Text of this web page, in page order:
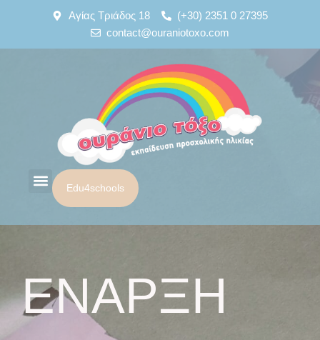
Αγίας Τριάδος 18
(+30) 2351 0 27395
contact@ouraniotoxo.com
Edu4schools
ΕΝΑΡΞΗ